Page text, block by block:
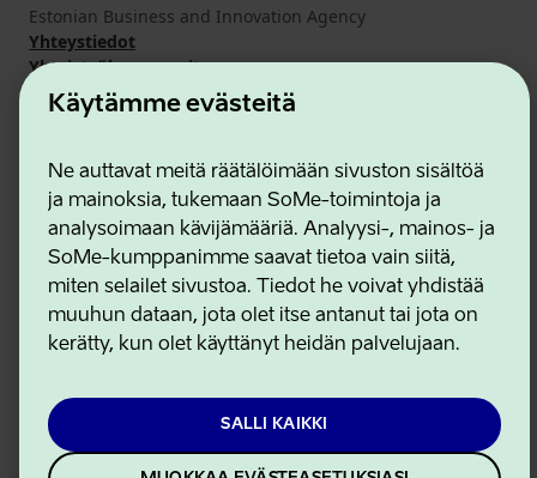
Käytämme evästeitä
Ne auttavat meitä räätälöimään sivuston sisältöä
ja mainoksia, tukemaan SoMe-toimintoja ja
analysoimaan kävijämääriä. Analyysi-, mainos- ja
SoMe-kumppanimme saavat tietoa vain siitä,
miten selailet sivustoa. Tiedot he voivat yhdistää
muuhun dataan, jota olet itse antanut tai jota on
kerätty, kun olet käyttänyt heidän palvelujaan.
SALLI KAIKKI
Estonian Business and Innovation Agency
Yhteystiedot
Yhteistyökumppanit
Käyttöehdot
Eväste- ja tietosuojakäytäntö